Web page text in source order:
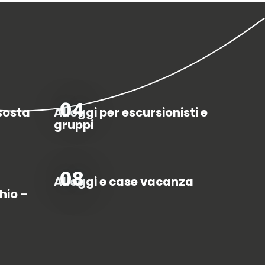
04
Alloggi per escursionisti e
gruppi
–
08
Alloggi e case vacanza